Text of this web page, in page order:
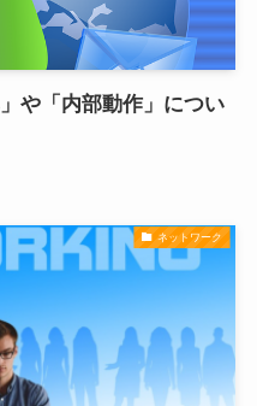
や「内部動作」につい
ネットワーク